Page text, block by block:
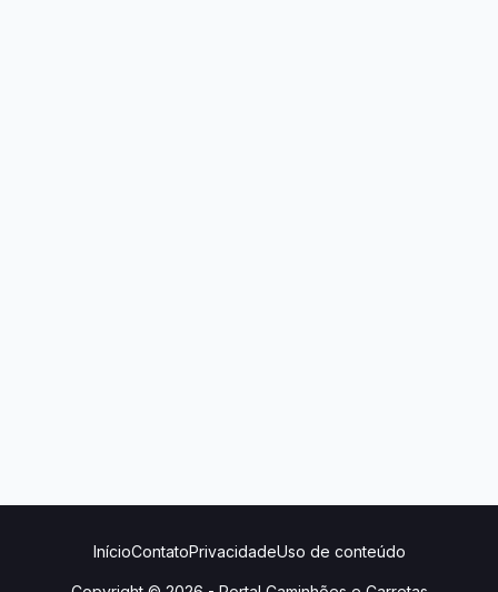
InícioContatoPrivacidadeUso de conteúdo